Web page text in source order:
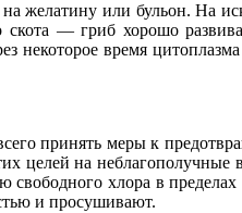
желатину или бульон. На
— гриб хорошо
некоторое время
принять меры к
целей на неблагополучные
хлора в
и просушивают.